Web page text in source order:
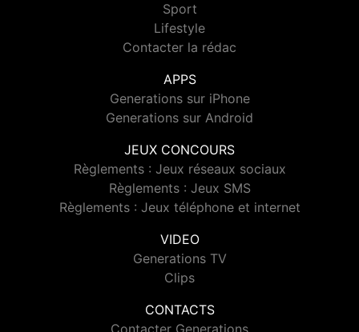
Sport
Lifestyle
Contacter la rédac
APPS
Generations sur iPhone
Generations sur Android
JEUX CONCOURS
Règlements : Jeux réseaux sociaux
Règlements : Jeux SMS
Règlements : Jeux téléphone et internet
VIDEO
Generations TV
Clips
CONTACTS